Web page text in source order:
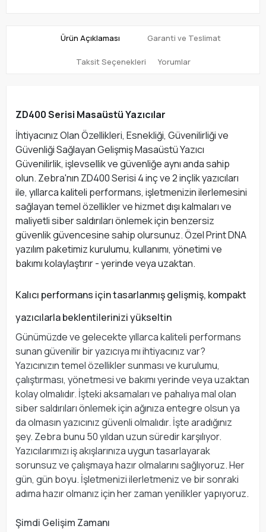
Ürün Açıklaması Garanti ve Teslimat
Taksit Seçenekleri Yorumlar
ZD400 Serisi Masaüstü Yazıcılar
İhtiyacınız Olan Özellikleri, Esnekliği, Güvenilirliği ve
Güvenliği Sağlayan Gelişmiş Masaüstü Yazıcı
Güvenilirlik, işlevsellik ve güvenliğe aynı anda sahip
olun. Zebra'nın ZD400 Serisi 4 inç ve 2 inçlik yazıcıları
ile, yıllarca kaliteli performans, işletmenizin ilerlemesini
sağlayan temel özellikler ve hizmet dışı kalmaları ve
maliyetli siber saldırıları önlemek için benzersiz
güvenlik güvencesine sahip olursunuz. Özel Print DNA
yazılım paketimiz kurulumu, kullanımı, yönetimi ve
bakımı kolaylaştırır - yerinde veya uzaktan.
Kalıcı performans için tasarlanmış gelişmiş, kompakt
yazıcılarla beklentilerinizi yükseltin
Günümüzde ve gelecekte yıllarca kaliteli performans
sunan güvenilir bir yazıcıya mı ihtiyacınız var?
Yazıcınızın temel özellikler sunması ve kurulumu,
çalıştırması, yönetmesi ve bakımı yerinde veya uzaktan
kolay olmalıdır. İşteki aksamaları ve pahalıya mal olan
siber saldırıları önlemek için ağınıza entegre olsun ya
da olmasın yazıcınız güvenli olmalıdır. İşte aradığınız
şey. Zebra bunu 50 yıldan uzun süredir karşılıyor.
Yazıcılarımızı iş akışlarınıza uygun tasarlayarak
sorunsuz ve çalışmaya hazır olmalarını sağlıyoruz. Her
gün, gün boyu. İşletmenizi ilerletmeniz ve bir sonraki
adıma hazır olmanız için her zaman yenilikler yapıyoruz.
Şimdi Gelişim Zamanı